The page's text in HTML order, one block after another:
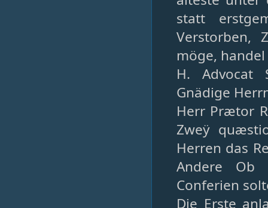
statt
Verstorben,
möge,
H. Advocat
Gnädige
Herr Prætor
Zweÿ
Herren das
Andere Ob
Conferien
Die Erste